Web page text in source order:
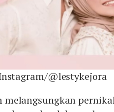
@lestykejora
melangsungkan